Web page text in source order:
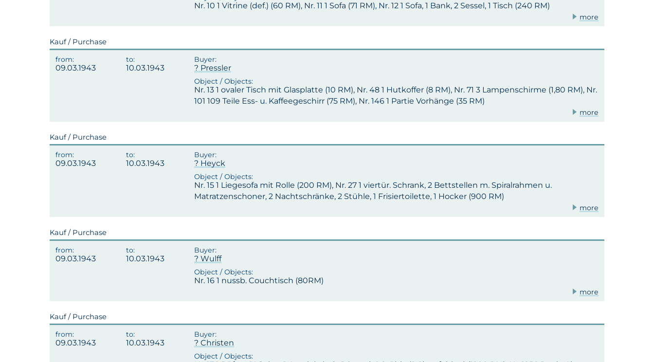
Nr. 10 1 Vitrine (def.) (60 RM), Nr. 11 1 Sofa (71 RM), Nr. 12 1 Sofa, 1 Bank, 2 Sessel, 1 Tisch (240 RM)
more
Kauf / Purchase
09.03.1943 10.03.1943 ? Pressler
Nr. 13 1 ovaler Tisch mit Glasplatte (10 RM), Nr. 48 1 Hutkoffer (8 RM), Nr. 71 3 Lampenschirme (1,80 RM), Nr.
101 109 Teile Ess- u. Kaffeegeschirr (75 RM), Nr. 146 1 Partie Vorhänge (35 RM)
more
Kauf / Purchase
09.03.1943 10.03.1943 ? Heyck
Nr. 15 1 Liegesofa mit Rolle (200 RM), Nr. 27 1 viertür. Schrank, 2 Bettstellen m. Spiralrahmen u.
Matratzenschoner, 2 Nachtschränke, 2 Stühle, 1 Frisiertoilette, 1 Hocker (900 RM)
more
Kauf / Purchase
09.03.1943 10.03.1943 ? Wulff
Nr. 16 1 nussb. Couchtisch (80RM)
more
Kauf / Purchase
09.03.1943 10.03.1943 ? Christen